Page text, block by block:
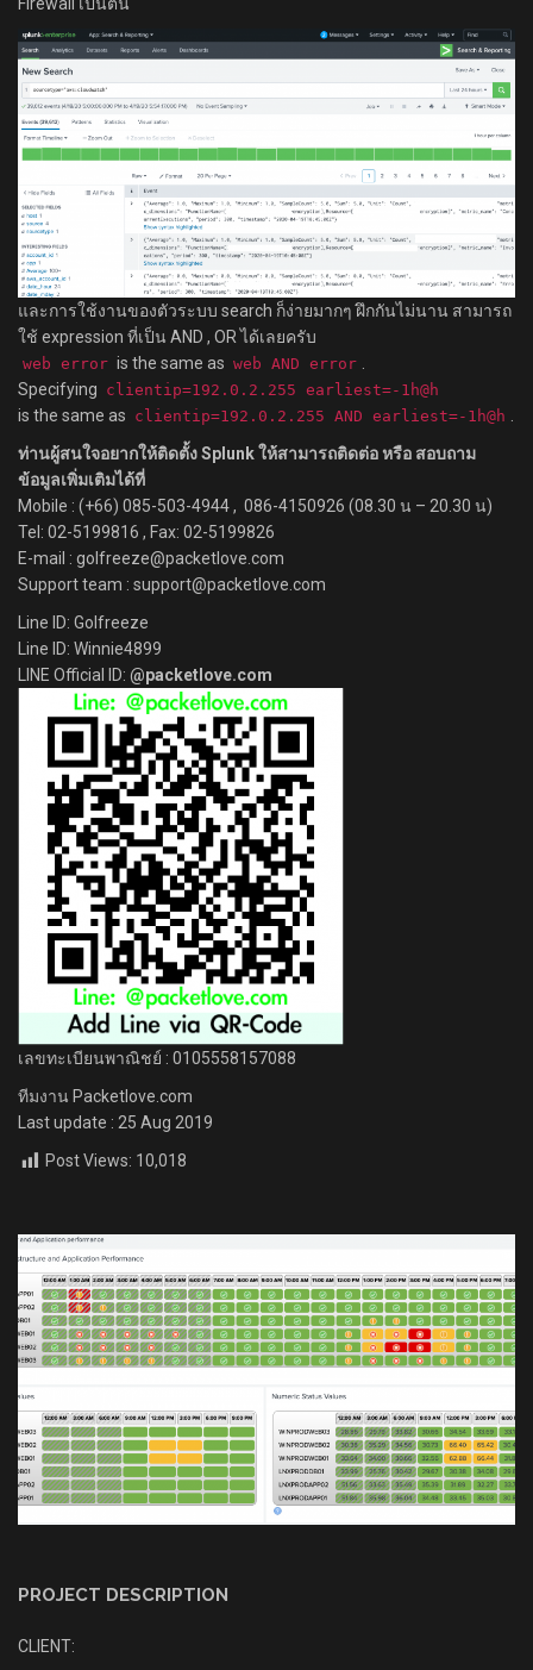
และการใช้งานของตัวระบบ search ก็ง่ายมากๆ ฝึกกันไม่นาน สามารถ
ใช้ expression ที่เป็น AND , OR ได้เลยครับ
web error is the same as web AND error .
Specifying clientip=192.0.2.255 earliest=-1h@h
is the same as clientip=192.0.2.255 AND earliest=-1h@h .
ท่านผู้สนใจอยากให้ติดตั้ง Splunk ให้สามารถติดต่อ หรือ สอบถาม
ข้อมูลเพิ่มเติมได้ที่
Mobile : (+66) 085-503-4944 , 086-4150926 (08.30 น – 20.30 น)
Tel: 02-5199816 , Fax: 02-5199826
E-mail : golfreeze@packetlove.com
Support team : support@packetlove.com
Line ID: Golfreeze
Line ID: Winnie4899
LINE Official ID: @packetlove.com
เลขทะเบียนพาณิชย์ : 0105558157088
ทีมงาน Packetlove.com
Last update : 25 Aug 2019
Post Views: 10,018
PROJECT DESCRIPTION
CLIENT: